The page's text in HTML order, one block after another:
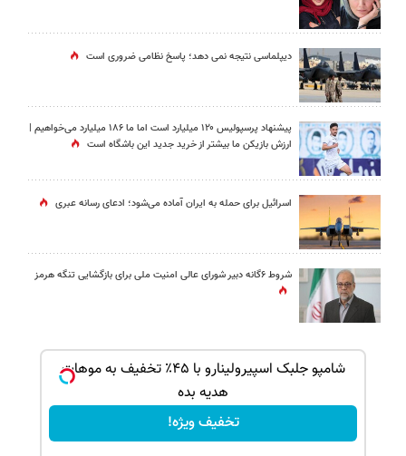
دیپلماسی نتیجه‌ نمی دهد؛ پاسخ نظامی ضروری است
پیشنهاد پرسپولیس ۱۲۰ میلیارد است اما ما ۱۸۶ میلیارد می‌خواهیم |
ارزش بازیکن ما بیشتر از خرید جدید این باشگاه است
اسرائیل برای حمله به ایران آماده می‌شود؛ ادعای رسانه عبری
شروط ۶گانه دبیر شورای عالی امنیت ملی برای بازگشایی تنگه هرمز
شامپو جلبک اسپیرولینارو با ۴۵٪ تخفیف به موهات
هدیه بده
تخفیف ویژه!